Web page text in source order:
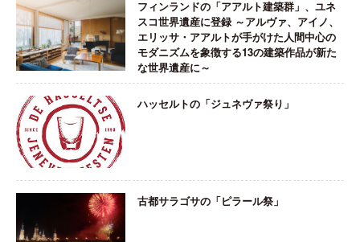
フィンランドの「アアルト建築群」、ユネ
スコ世界遺産に登録 ～アルヴァ、アイノ、
エリッサ・アアルトが手がけた人間中心の
モダニズムを象徴する13の建築作品が新た
な世界遺産に～
ハッセルトの「ジュネヴァ祭り」
古都サラゴサの「ピラール祭」